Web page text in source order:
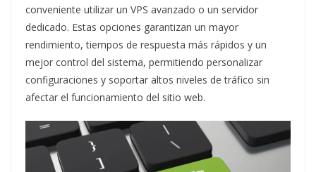
conveniente utilizar un VPS avanzado o un servidor
dedicado. Estas opciones garantizan un mayor
rendimiento, tiempos de respuesta más rápidos y un
mejor control del sistema, permitiendo personalizar
configuraciones y soportar altos niveles de tráfico sin
afectar el funcionamiento del sitio web.